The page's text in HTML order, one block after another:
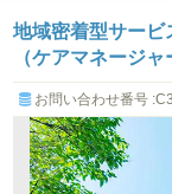
地域密着型サー
（ケアマネージャ
お問い合わせ番号